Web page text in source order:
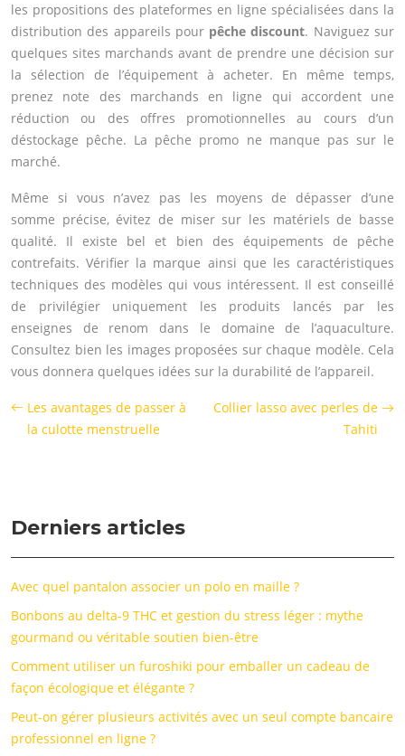
les propositions des plateformes en ligne spécialisées dans la
distribution des appareils pour pêche discount. Naviguez sur
quelques sites marchands avant de prendre une décision sur
la sélection de l’équipement à acheter. En même temps,
prenez note des marchands en ligne qui accordent une
réduction ou des offres promotionnelles au cours d’un
déstockage pêche. La pêche promo ne manque pas sur le
marché.
Même si vous n’avez pas les moyens de dépasser d’une
somme précise, évitez de miser sur les matériels de basse
qualité. Il existe bel et bien des équipements de pêche
contrefaits. Vérifier la marque ainsi que les caractéristiques
techniques des modèles qui vous intéressent. Il est conseillé
de privilégier uniquement les produits lancés par les
enseignes de renom dans le domaine de l’aquaculture.
Consultez bien les images proposées sur chaque modèle. Cela
vous donnera quelques idées sur la durabilité de l’appareil.
Les avantages de passer à
la culotte menstruelle
Collier lasso avec perles de
Tahiti
Derniers articles
Avec quel pantalon associer un polo en maille ?
Bonbons au delta-9 THC et gestion du stress léger : mythe
gourmand ou véritable soutien bien-être
Comment utiliser un furoshiki pour emballer un cadeau de
façon écologique et élégante ?
Peut-on gérer plusieurs activités avec un seul compte bancaire
professionnel en ligne ?